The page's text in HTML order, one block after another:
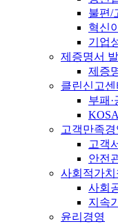
불편/
혁신
기업
제증명서
제증
클린신고센
부패·
고객만족경
고객
안전
사회적가치
사회
지속
윤리경영